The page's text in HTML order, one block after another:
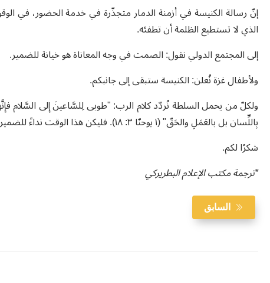
إنّ رسالة الكنيسة في أزمنة الدمار متجذّرة في خدمة الحضور، في
الذي لا تستطيع الظلمة أن تطفئه.
إلى المجتمع الدولي نقول: الصمت في وجه المعاناة هو خيانة للضمير.
ولأطفال غزة نُعلن: الكنيسة ستبقى إلى جانبكم.
ولكلّ من يحمل السلطة نُردّد كلام الرب: "طوبى لِلسَّاعينَ إِلى السَّلام فإِنَّهم
بِاللِّسانبل بالعَمَلِ والحَقّ" (١ يوحنّا ٣: ١٨) .فليكن هذا الوقت نداءً
شكرًا لكم.
*ترجمة مكتب الإعلام البطريركي
السابق